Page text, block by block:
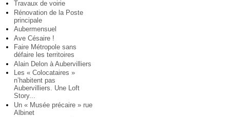
Travaux de voirie
Rénovation de la Poste
principale
Aubermensuel
Ave Césaire !
Faire Métropole sans
défaire les territoires
Alain Delon à Aubervilliers
Les « Colocataires »
n’habitent pas
Aubervilliers. Une Loft
Story...
Un « Musée précaire » rue
Albinet